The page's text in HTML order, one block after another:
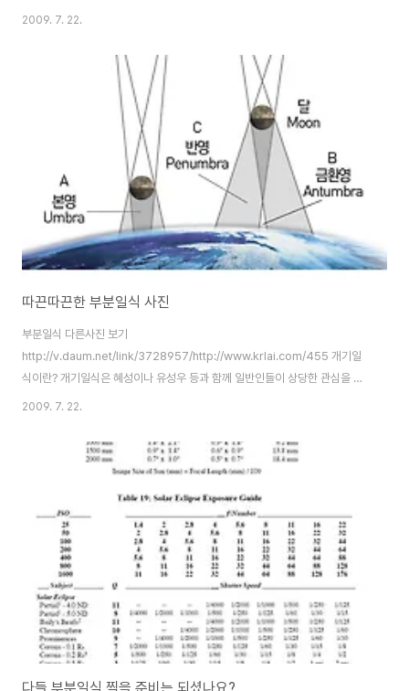
몇장 올려봅니다 햇빛이 쨍쩅 완전 맑은 하늘을 바랬건만, 계속 구름사이로 왔
입니다. 아 배고픈데 얼른 밥먹으로 가야겠습니다. 또 다른 각도에서 잡은 사진
입니다 필터를 40분만에 보내준 필름나라에 감사~퀵서비스 아저씨도 감사합
2009. 7. 22.
따끈따끈한 부분일식 사진
부분일식 다른사진 보기
http://v.daum.net/link/3728957/http://www.krlai.com/455 개기일
식이란? 개기일식은 혜성이나 유성우 등과 함께 일반인들이 상당한 관심을 가
지는 천체 현상 중 하나로서 학문적으로는 태양물리학 분야, 특히 태양 최외곽
된다. 일식이란 달이 해를 가려 해의 일부 혹은 전부가 보이지 않는 현상이다.
이 중 해의 전부가 보이지 않는 현상을 개기일식(total solar eclipse)이라 하
일식은 지구가 태양을 공전하고, 달이 지구를 공전하기 때문에 발생하는 현상
으로, 지구-달-해가 일..
2009. 7. 22.